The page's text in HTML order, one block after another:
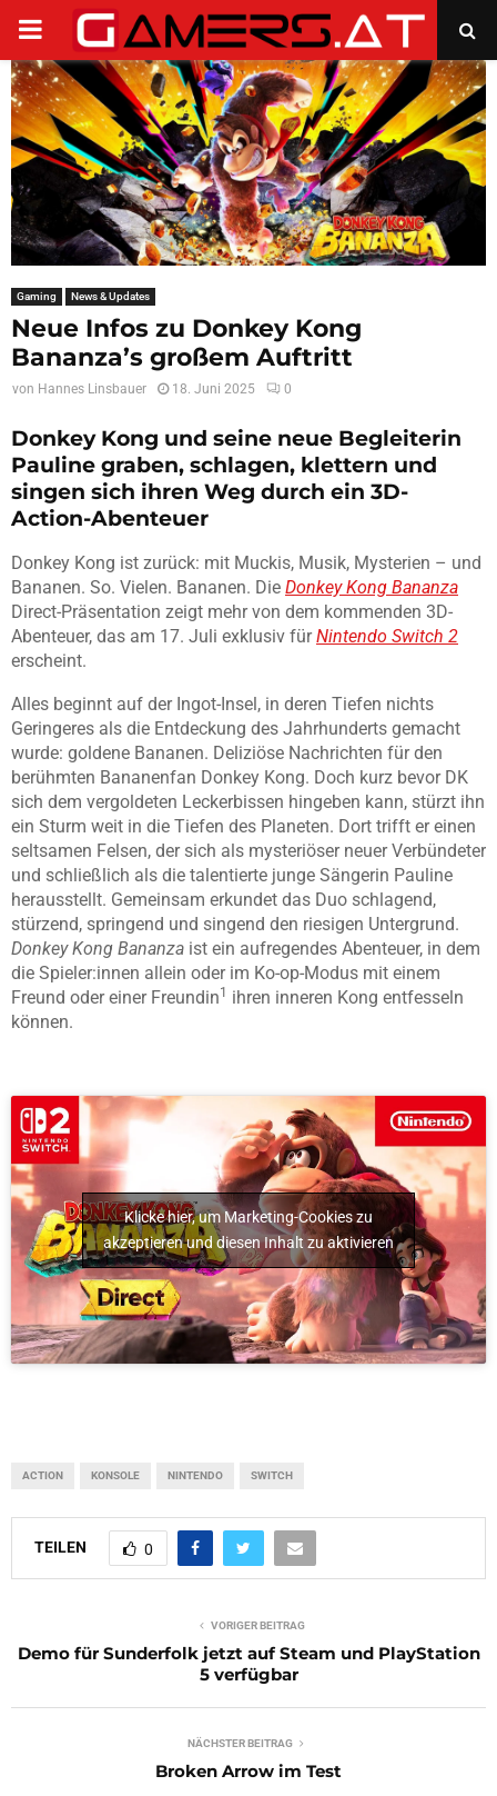
PRIMARY
MENU
Gaming News & Updates
Neue Infos zu Donkey Kong
Bananza’s großem Auftritt
von Hannes Linsbauer 18. Juni 2025 0
Donkey Kong und seine neue Begleiterin
Pauline graben, schlagen, klettern und
singen sich ihren Weg durch ein 3D-
Action-Abenteuer
Donkey Kong ist zurück: mit Muckis, Musik, Mysterien – und
Bananen. So. Vielen. Bananen. Die Donkey Kong Bananza
Direct-Präsentation zeigt mehr von dem kommenden 3D-
Abenteuer, das am 17. Juli exklusiv fürNintendo Switch 2
erscheint.
Alles beginnt auf der Ingot-Insel, in deren Tiefen nichts
Geringeres als die Entdeckung des Jahrhunderts gemacht
wurde: goldene Bananen. Deliziöse Nachrichten für den
berühmten Bananenfan Donkey Kong. Doch kurz bevor DK
sich dem vergoldeten Leckerbissen hingeben kann, stürzt ihn
ein Sturm weit in die Tiefen des Planeten. Dort trifft er einen
seltsamen Felsen, der sich als mysteriöser neuer Verbündeter
und schließlich als die talentierte junge Sängerin Pauline
herausstellt. Gemeinsam erkundet das Duo schlagend,
stürzend, springend und singend den riesigen Untergrund.
Donkey Kong Bananza ist ein aufregendes Abenteuer, in dem
die Spieler:innen allein oder im Ko-op-Modus mit einem
Freund oder einer Freundin1
ihren inneren Kong entfesseln
können.
Klicke hier, um Marketing-Cookies zu
akzeptieren und diesen Inhalt zu aktivieren
ACTION KONSOLE NINTENDO SWITCH
TEILEN 0
VORIGER BEITRAG
Demo für Sunderfolk jetzt auf Steam und PlayStation
5 verfügbar
NÄCHSTER BEITRAG
Broken Arrow im Test